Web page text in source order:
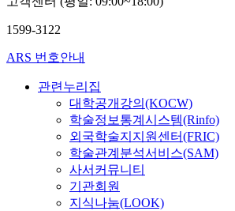
1599-3122
ARS 번호안내
관련누리집
대학공개강의(KOCW)
학술정보통계시스템(Rinfo)
외국학술지지원센터(FRIC)
학술관계분석서비스(SAM)
사서커뮤니티
기관회원
지식나눔(LOOK)